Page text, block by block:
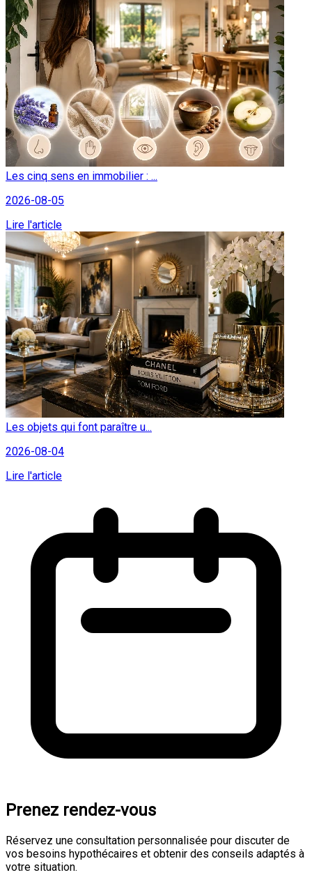
Les cinq sens en immobilier : ...
2026-08-05
Lire l'article
Les objets qui font paraître u...
2026-08-04
Lire l'article
Prenez rendez-vous
Réservez une consultation personnalisée pour discuter de
vos besoins hypothécaires et obtenir des conseils adaptés à
votre situation.